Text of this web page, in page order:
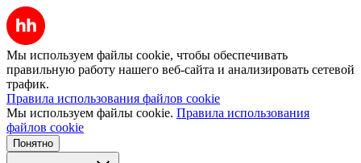
Мы используем файлы cookie, чтобы обеспечивать
правильную работу нашего веб-сайта и анализировать сетевой
трафик.
Правила использования файлов cookie
Мы используем файлы cookie. Правила использования
файлов cookie
Понятно